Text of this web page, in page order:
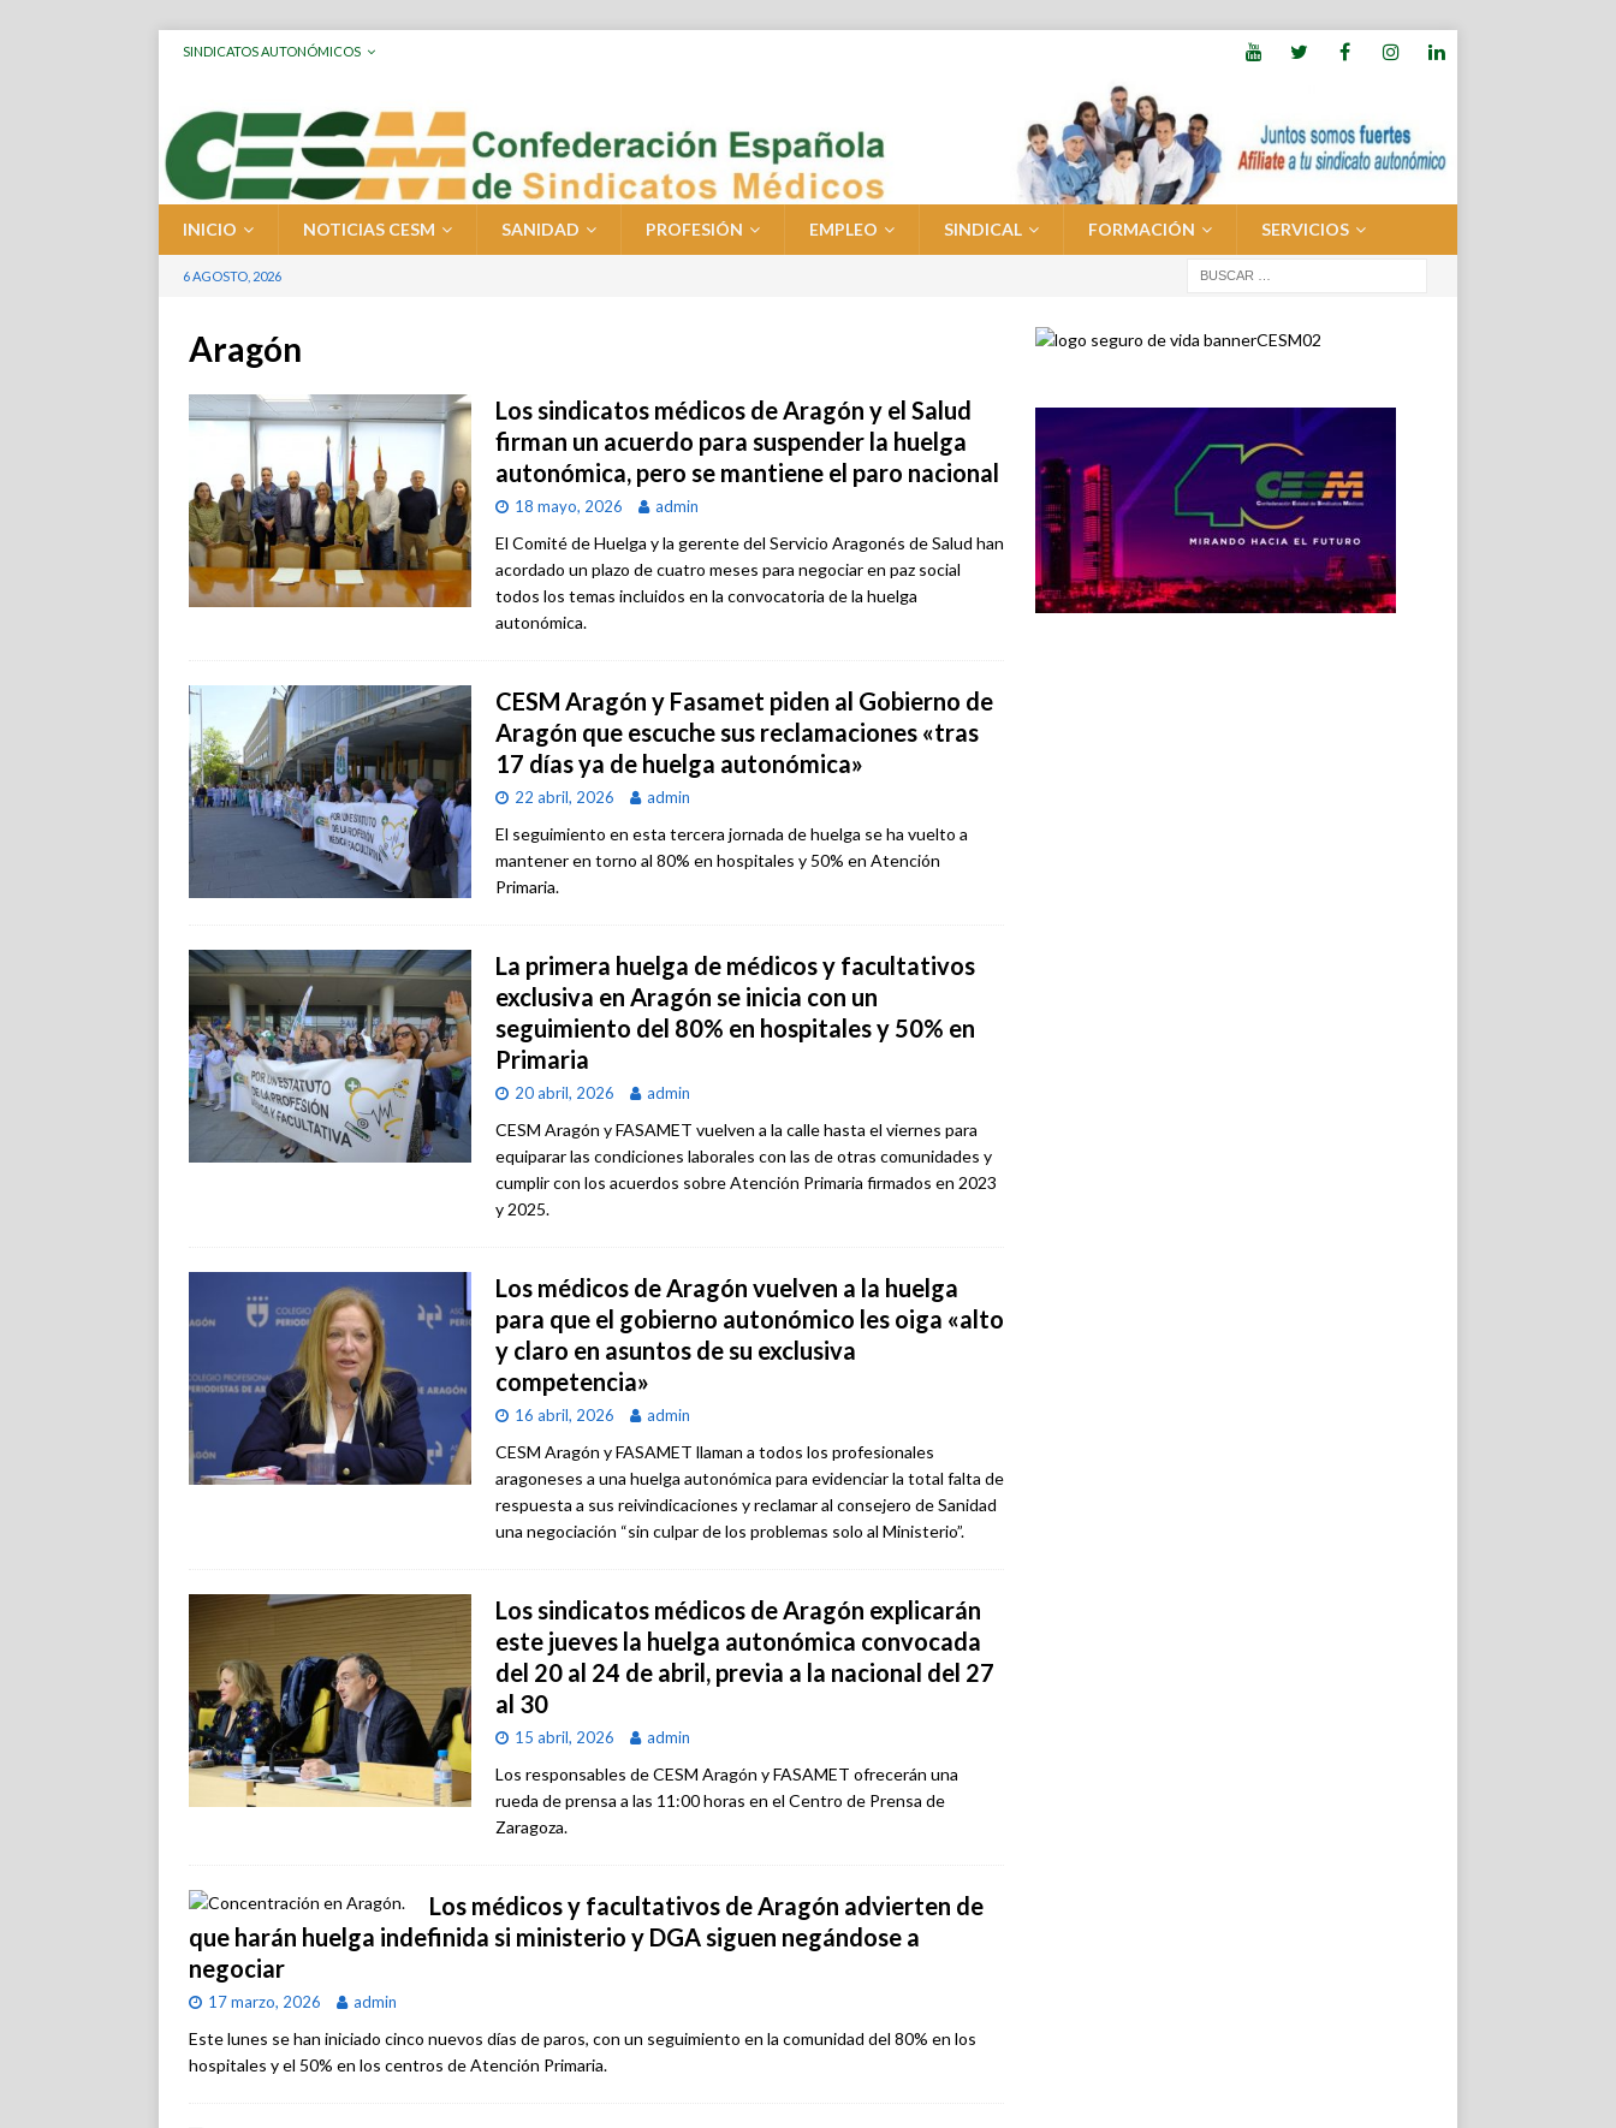
SINDICATOS AUTONÓMICOS
INICIO NOTICIAS CESM SANIDAD PROFESIÓN EMPLEO SINDICAL FORMACIÓN SERVICIOS
6 AGOSTO, 2026
Aragón
Los sindicatos médicos de Aragón y el Salud
firman un acuerdo para suspender la huelga
autonómica, pero se mantiene el paro nacional
18 mayo, 2026 admin
El Comité de Huelga y la gerente del Servicio Aragonés de Salud han
acordado un plazo de cuatro meses para negociar en paz social
todos los temas incluidos en la convocatoria de la huelga
autonómica.
CESM Aragón y Fasamet piden al Gobierno de
Aragón que escuche sus reclamaciones «tras
17 días ya de huelga autonómica»
22 abril, 2026 admin
El seguimiento en esta tercera jornada de huelga se ha vuelto a
mantener en torno al 80% en hospitales y 50% en Atención
Primaria.
La primera huelga de médicos y facultativos
exclusiva en Aragón se inicia con un
seguimiento del 80% en hospitales y 50% en
Primaria
20 abril, 2026 admin
CESM Aragón y FASAMET vuelven a la calle hasta el viernes para
equiparar las condiciones laborales con las de otras comunidades y
cumplir con los acuerdos sobre Atención Primaria firmados en 2023
y 2025.
Los médicos de Aragón vuelven a la huelga
para que el gobierno autonómico les oiga «alto
y claro en asuntos de su exclusiva
competencia»
16 abril, 2026 admin
CESM Aragón y FASAMET llaman a todos los profesionales
aragoneses a una huelga autonómica para evidenciar la total falta de
respuesta a sus reivindicaciones y reclamar al consejero de Sanidad
una negociación “sin culpar de los problemas solo al Ministerio”.
Los sindicatos médicos de Aragón explicarán
este jueves la huelga autonómica convocada
del 20 al 24 de abril, previa a la nacional del 27
al 30
15 abril, 2026 admin
Los responsables de CESM Aragón y FASAMET ofrecerán una
rueda de prensa a las 11:00 horas en el Centro de Prensa de
Zaragoza.
Los médicos y facultativos de Aragón advierten de
que harán huelga indefinida si ministerio y DGA siguen negándose a
negociar
17 marzo, 2026 admin
Este lunes se han iniciado cinco nuevos días de paros, con un seguimiento en la comunidad del 80% en los
hospitales y el 50% en los centros de Atención Primaria.